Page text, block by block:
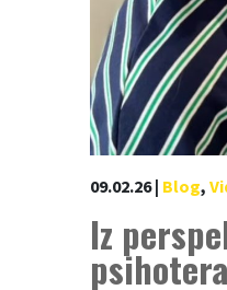
09.02.26| Blog,
Iz